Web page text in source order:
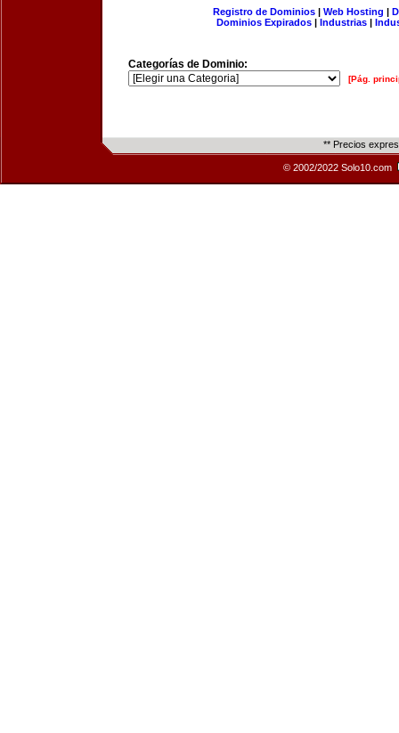
Registro de Dominios| Web Hosting |
Dominios Expirados | Industrias |
Categorías de Dominio:
[Pág.
** Precios
© 2002/2022 Solo10.com